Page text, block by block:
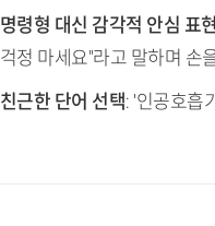
명령형 대신 감각적 안심 표현
걱정 마세요"라고 말하며 손
친근한 단어 선택: '인공호흡